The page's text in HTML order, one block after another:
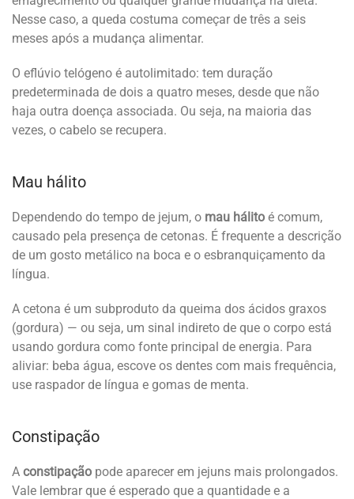
Nesse caso, a queda costuma começar de três a seis
meses após a mudança alimentar.
O eflúvio telógeno é autolimitado: tem duração
predeterminada de dois a quatro meses, desde que não
haja outra doença associada. Ou seja, na maioria das
vezes, o cabelo se recupera.
Mau hálito
Dependendo do tempo de jejum, o mau hálito é comum,
causado pela presença de cetonas. É frequente a descrição
de um gosto metálico na boca e o esbranquiçamento da
língua.
A cetona é um subproduto da queima dos ácidos graxos
(gordura) — ou seja, um sinal indireto de que o corpo está
usando gordura como fonte principal de energia. Para
aliviar: beba água, escove os dentes com mais frequência,
use raspador de língua e gomas de menta.
Constipação
A constipação pode aparecer em jejuns mais prolongados.
Vale lembrar que é esperado que a quantidade e a